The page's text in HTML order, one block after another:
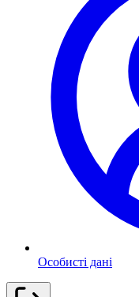
Особисті дані